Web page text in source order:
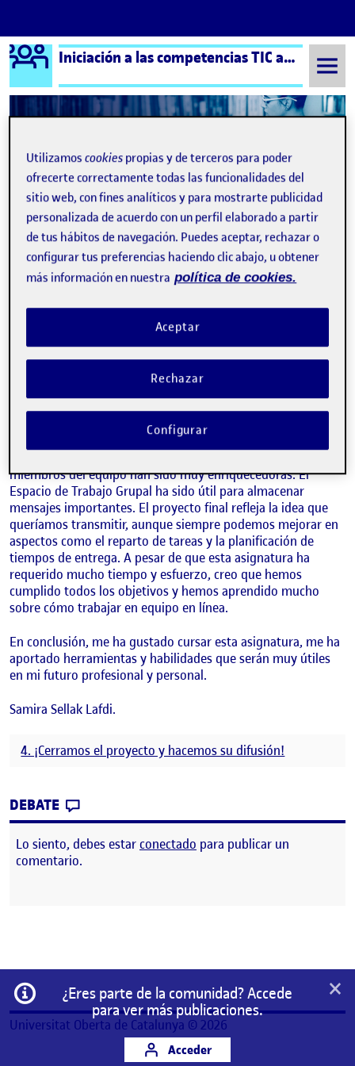
Saltar al contenido
Logo Ágora Iniciación a las competencias TIC aula 7
Semestre 20221 - Aula 7 Cierre portfolio personal
Navegación de entradas
Anterior : un poco sobre mi Siguiente
Publicado porCierre portfolio personal
Publicado por
Samira Sellak Lafdi
Visibilidad:
Pública-Fecha de publicación
9 Ene 2023-comentarioen Cierre portfolio personal
Ahora que estamos finalizando el recorrido de la asignatura
me gustaría compartir las siguientes conclusiones.
La asignatura de TICs ha sido una oportunidad para aprender
a trabajar de manera online con un grupo de personas de
manera asíncrona. He aprendido a usar herramientas como
miembros del equipo han sido muy enriquecedoras. El
Espacio de Trabajo Grupal ha sido útil para almacenar
mensajes importantes. El proyecto final refleja la idea que
queríamos transmitir, aunque siempre podemos mejorar en
aspectos como el reparto de tareas y la planificación de
tiempos de entrega. A pesar de que esta asignatura ha
requerido mucho tiempo y esfuerzo, creo que hemos
cumplido todos los objetivos y hemos aprendido mucho
sobre cómo trabajar en equipo en línea.
En conclusión, me ha gustado cursar esta asignatura, me ha
aportado herramientas y habilidades que serán muy útiles
en mi futuro profesional y personal.
Samira Sellak Lafdi.
4. ¡Cerramos el proyecto y hacemos su difusión!
DEBATE
Lo siento, debes estarconectado para publicar un
comentario.
Información
¿Eres parte de la comunidad? Accede
para ver más publicaciones.
Acceder
×
Universitat Oberta de Catalunya © 2026
Utilizamoscookies propias y de terceros para poder
ofrecerte correctamente todas las funcionalidades del
sitio web, con fines analíticos y para mostrarte publicidad
personalizada de acuerdo con un perfil elaborado a partir
de tus hábitos de navegación. Puedes aceptar, rechazar o
configurar tus preferencias haciendo clic abajo, u obtener
más información en nuestra política de cookies.
Rechazar
Aceptar
Configurar